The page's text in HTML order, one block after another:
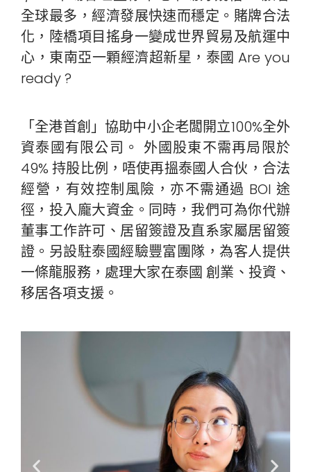
全球最多，經濟發展快速而穩定。賭牌合法
化，陸橋項目搖身一變成世界貿易及航運中
心，東南亞一顆經濟超新星，泰國 Are you
ready ?
「全港首創」協助中小企老闆開立100%全外
資泰國有限公司。 外國股東不需再局限於
49% 持股比例，唔使再搵泰國人合伙，合法
經營，有效控制風險，亦不需通過 BOI 途
徑，投入龐大資金。同時，我們可為你代辦
董事工作許可、居留簽證及直系家屬居留簽
證。另設駐泰國經驗豐富團隊，為客人提供
一條龍服務，處理大家在泰國 創業、投資、
移居各項支援。